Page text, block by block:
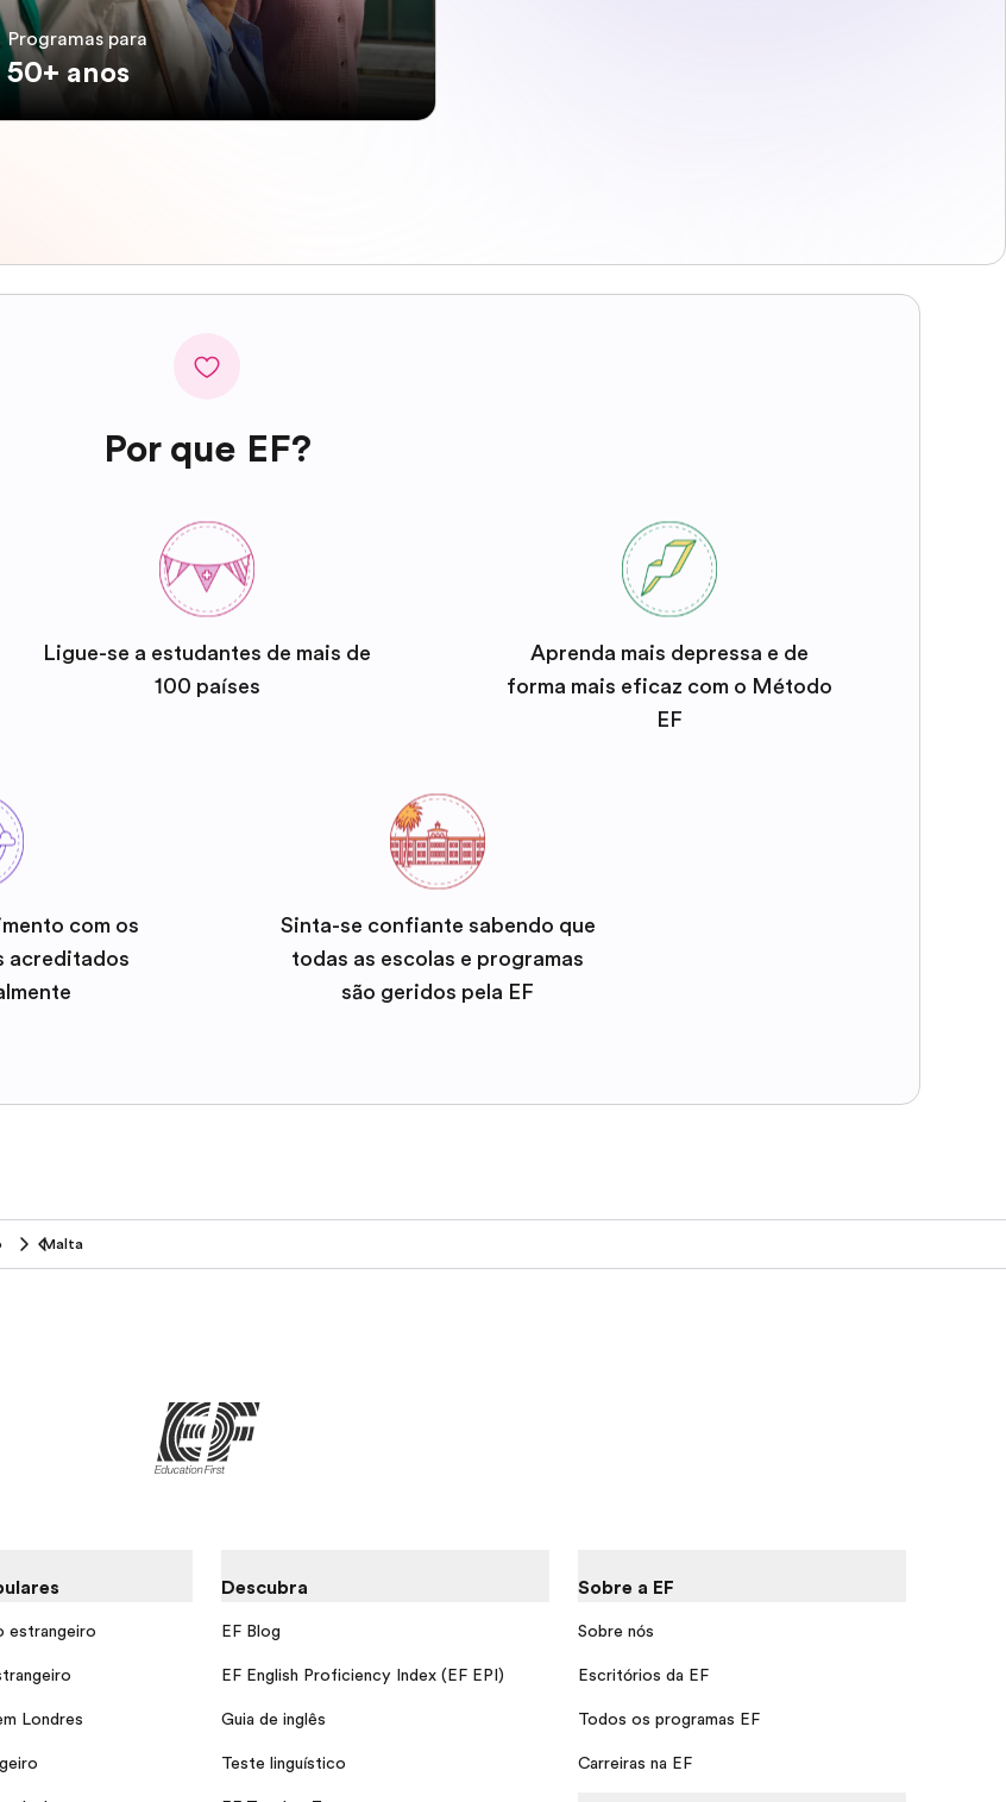
Programas para
50+ anos
Por que EF?
Ligue-se a estudantes de mais de
100 países
Aprenda mais depressa e de
forma mais eficaz com o Método
EF
com os
acreditados
Sinta-se confiante sabendo que
todas as escolas e programas
são geridos pela EF
Malta
estrangeiro
Londres
Descubra
EF Blog
EF English Proficiency Index (EF EPI)
Guia de inglês
Teste linguístico
Sobre a EF
Sobre nós
Escritórios da EF
Todos os programas EF
Carreiras na EF